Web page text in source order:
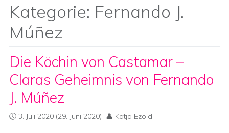
Kategorie: Fernando J.
Múñez
Die Köchin von Castamar –
Claras Geheimnis von Fernando
J. Múñez
3. Juli 2020 (29. Juni 2020) Katja Ezold